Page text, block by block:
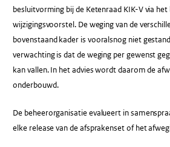
besluitvorming bij de Ketenraad KIK-V via
wijzigingsvoorstel. De weging van de
bovenstaand kader is vooralsnog niet
verwachting is dat de weging per gewenst
kan vallen. In het advies wordt daarom de
onderbouwd.
De beheerorganisatie evalueert in
elke release van de afsprakenset of het